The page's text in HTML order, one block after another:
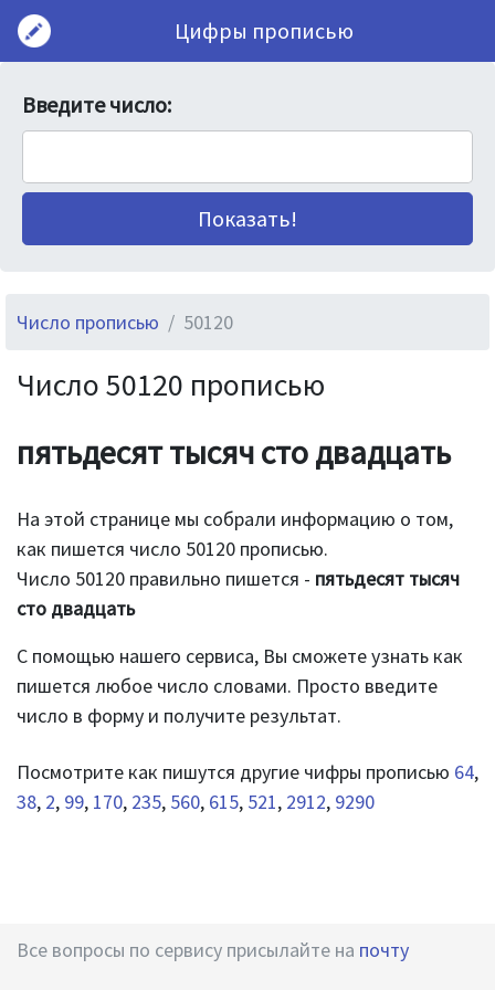
Цифры прописью
Введите число:
Число прописью 50120
Число 50120 прописью
пятьдесят тысяч сто двадцать
На этой странице мы собрали информацию о том,
как пишется число 50120 прописью.
Число 50120 правильно пишется - пятьдесят тысяч
сто двадцать
С помощью нашего сервиса, Вы сможете узнать как
пишется любое число словами. Просто введите
число в форму и получите результат.
Посмотрите как пишутся другие чифры прописью 64,
38, 2, 99, 170, 235, 560, 615, 521, 2912, 9290
Все вопросы по сервису присылайте на почту